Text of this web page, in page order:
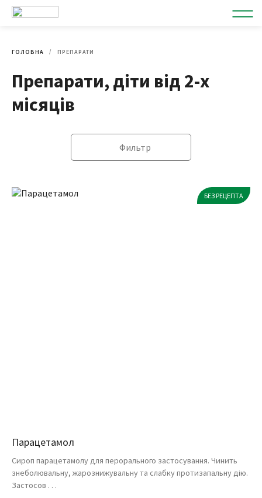
ГОЛОВНА ПРЕПАРАТИ
Препарати, діти від 2-х
місяців
Фильтр
БЕЗ РЕЦЕПТА
Парацетамол
Сироп парацетамолу для перорального застосування. Чинить
знеболювальну, жарознижувальну та слабку протизапальну дію.
Застосов . . .